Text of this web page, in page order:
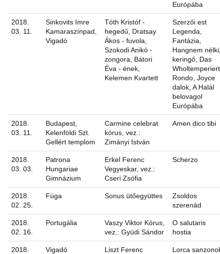
Európába
2018.
03. 11.
Sinkovits Imre
Kamaraszínpad,
Vigadó
Tóth Kristóf -
hegedű, Dratsay
Ákos - fuvola,
Szokodi Anikó -
zongora, Bátori
Éva - ének,
Kelemen Kvartett
Szerzői est
Legenda,
Fantázia,
Hangnem
keringő, Das
Rondo, Joyce
dalok, A Halál
belovagol
Európába
2018.
03. 11.
Budapest,
Kelenföldi Szt.
Gellért templom
Carmine celebrat
kórus, vez.:
Zimányi István
Amen dico tibi
2018.
03. 03.
Patrona
Hungariae
Gimnázium
Erkel Ferenc
Vegyeskar, vez.:
Cseri Zsófia
Scherzo
2018.
02. 25.
Fúga Sonus ütőegyüttes
Zsoldos
szerenád
2018.
02. 16.
Portugália
Vaszy Viktor Kórus,
vez.: Gyüdi Sándor
O salutaris
hostia
2018.
Vigadó
Liszt Ferenc
Lorca